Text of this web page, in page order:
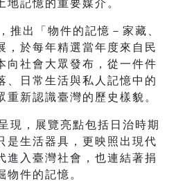
地記憶的重要媒介。
推出「物件的記憶－家藏、
，於每年精選當年度來自民
向社會大眾發布，從一件件
、日常生活與私人記憶中的
重新認識臺灣的歷史樣貌。
現，展覽亮點包括日治時期
是生活器具，更映照出現代
進入臺灣社會，也連結著捐
物件的記憶。